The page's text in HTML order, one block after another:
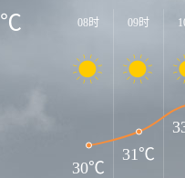
℃ 08时 09时
30℃
31℃